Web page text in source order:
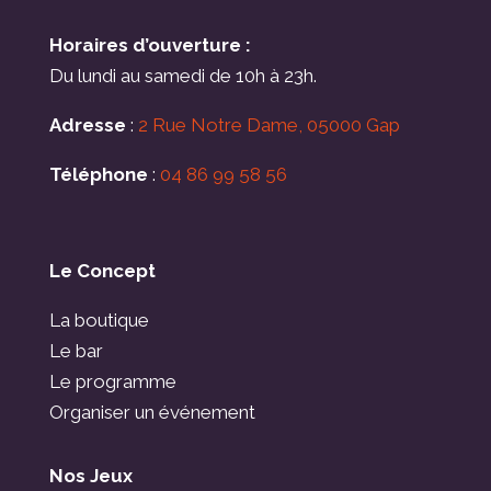
Horaires d’ouverture :
Du lundi au samedi de 10h à 23h.
Adresse : 2 Rue Notre Dame, 05000 Gap
Téléphone : 04 86 99 58 56
Le Concept
La boutique
Le bar
Le programme
Organiser un événement
Nos Jeux